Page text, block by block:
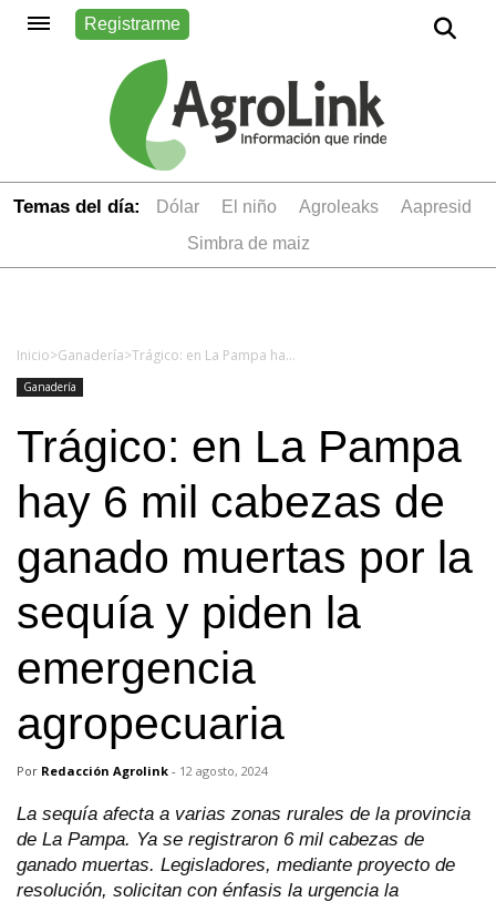
Registrarme
Temas del día: dólar el niño Agroleaks
aapresid
simbra de maiz
Inicio>Ganadería> Trágico: en La Pampa hay 6 mil cabezas de ganado muertas por la sequía y piden la emergencia agropecuaria
Ganadería
Trágico: en La Pampa
hay 6 mil cabezas de
ganado muertas por la
sequía y piden la
emergencia
agropecuaria
Por Redacción Agrolink - 12 agosto, 2024
La sequía afecta a varias zonas rurales de la provincia
de La Pampa. Ya se registraron 6 mil cabezas de
ganado muertas. Legisladores, mediante proyecto de
resolución, solicitan con énfasis la urgencia la